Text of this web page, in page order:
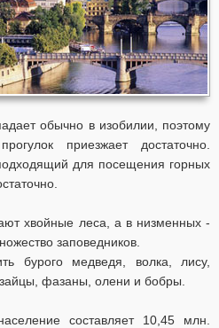
обычно в изобилии, поэтому
приезжает достаточно.
для посещения горных
хвойные леса, а в низменных -
заповедников.
бурого медведя, волка, лису,
фазаны, олени и бобры.
составляет 10,45 млн.